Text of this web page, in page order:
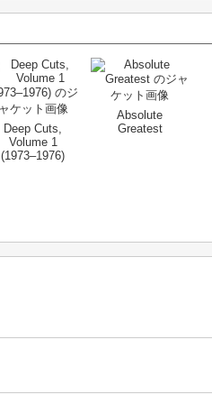
Deep Cuts,
Volume 1
(1973–1976)
Absolute
Greatest